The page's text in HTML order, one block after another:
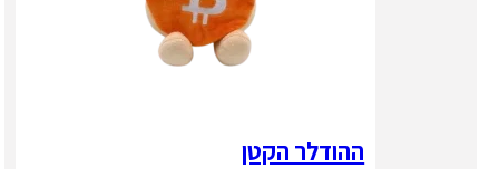
ההודלר הקטן